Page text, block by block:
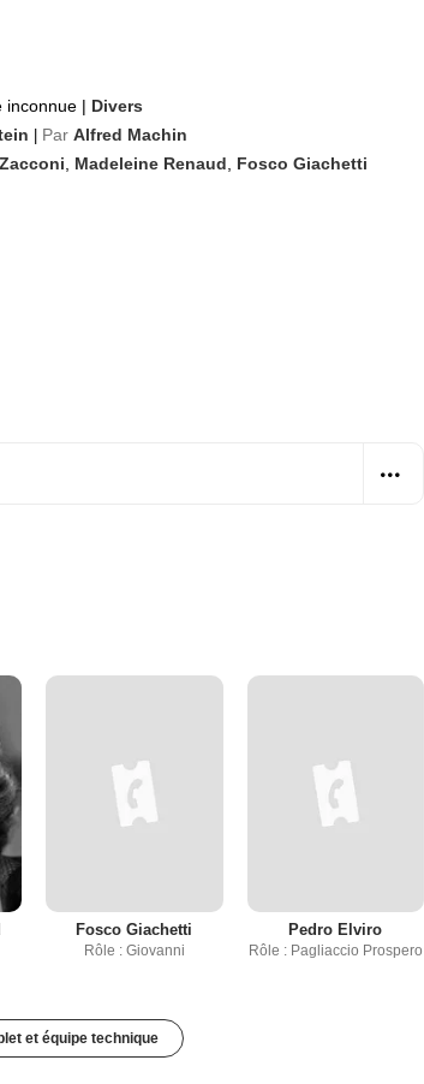
inconnue | Divers
Par Alfred Machin
Madeleine Renaud Fosco Giachetti
Fosco Giachetti
Rôle : Giovanni
Pedro Elviro
Rôle : Pagliaccio Prospero
et équipe technique